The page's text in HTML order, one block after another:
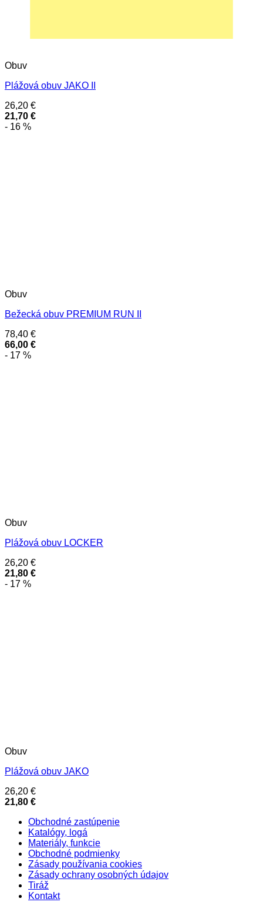
Obuv
Plážová obuv JAKO II
26,20 €
21,70 €
- 16 %
Obuv
Bežecká obuv PREMIUM RUN II
78,40 €
66,00 €
- 17 %
Obuv
Plážová obuv LOCKER
26,20 €
21,80 €
- 17 %
Obuv
Plážová obuv JAKO
26,20 €
21,80 €
Obchodné zastúpenie
Katalógy, logá
Materiály, funkcie
Obchodné podmienky
Zásady používania cookies
Zásady ochrany osobných údajov
Tiráž
Kontakt